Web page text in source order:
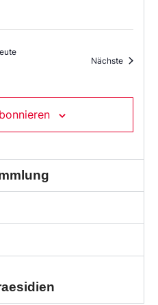
Nächste